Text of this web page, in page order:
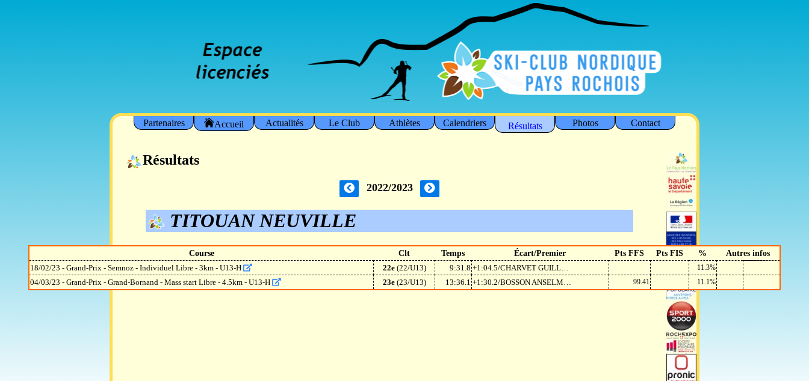
Partenaires Accueil Actualités Le Club Athlètes Calendriers Résultats Photos Contact
Résultats
2022/2023
TITOUAN NEUVILLE
Course Clt Temps Écart/Premier Pts FFS Pts FIS % Autres infos
18/02/23 - Grand-Prix - Semnoz - Individuel Libre - 3km - U13-H 22e (22/U13) 9:31.8 +1:04.5/CHARVET GUILL… 11.3%
04/03/23 - Grand-Prix - Grand-Bornand - Mass start Libre - 4.5km - U13-H 23e (23/U13) 13:36.1 +1:30.2/BOSSON ANSELM… 99.41 11.1%